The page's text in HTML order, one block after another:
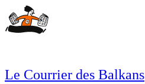
Le Courrier des Balkans